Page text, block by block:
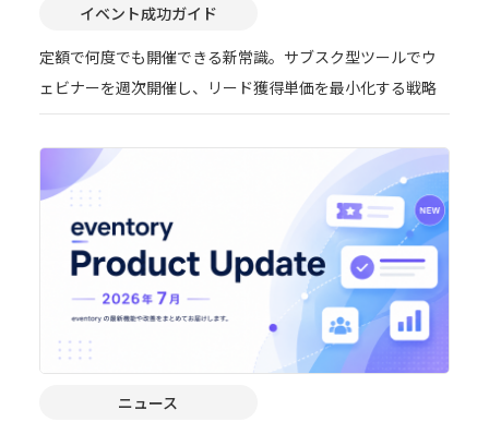
イベント成功ガイド
定額で何度でも開催できる新常識。サブスク型ツールでウ
ェビナーを週次開催し、リード獲得単価を最小化する戦略
ニュース